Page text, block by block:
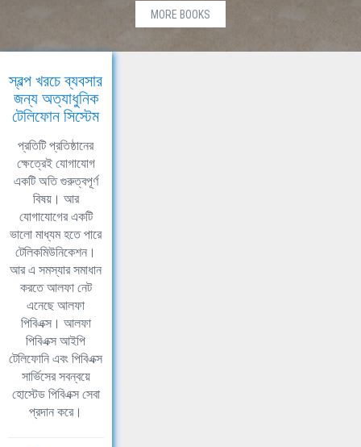
MORE BOOKS
স্বল্প খরচে ব্যবসার
জন্য অত্যাধুনিক
টেলিফোন সিস্টেম
প্রতিটি প্রতিষ্ঠানের
ক্ষেত্রেই যোগাযোগ
একটি অতি গুরুত্বপূর্ণ
বিষয়। আর
যোগাযোগের একটি
ভালো মাধ্যম হতে পারে
টেলিকমিউনিকেশন।
আর এ সমস্যার সমাধান
করতে আলফা নেট
এনেছে আলফা
পিবিএক্স। আলফা
পিবিএক্স আইপি
টেলিফোনি এবং পিবিএক্স
সার্ভিসের সবন্বয়ে
হোস্টেড পিবিএক্স সেবা
প্রদান করে।